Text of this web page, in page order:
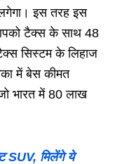
इस तरह इस
टैक्स के साथ 48
सिस्टम के लिहाज
में बेस कीमत
भारत में 80 लाख
SUV, मिलेंगे ये